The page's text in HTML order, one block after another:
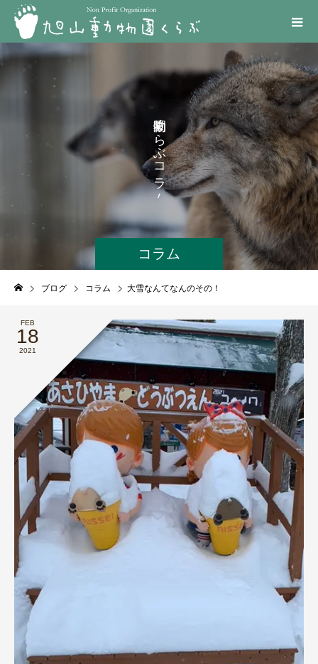
コラム
く
ら
ぶ
コ
ラ
ム
ブログ コラム 大雪なんてなんのその！
FEB
18
2021